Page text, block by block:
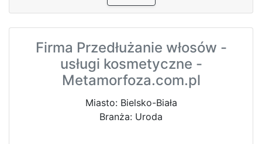
Firma Przedłużanie włosów -
usługi kosmetyczne -
Metamorfoza.com.pl
Miasto: Bielsko-Biała
Branża: Uroda